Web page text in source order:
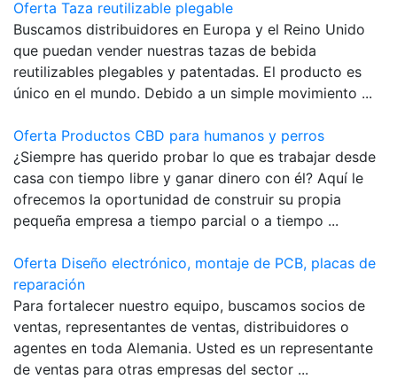
Oferta Taza reutilizable plegable
Buscamos distribuidores en Europa y el Reino Unido
que puedan vender nuestras tazas de bebida
reutilizables plegables y patentadas. El producto es
único en el mundo. Debido a un simple movimiento ...
Oferta Productos CBD para humanos y perros
¿Siempre has querido probar lo que es trabajar desde
casa con tiempo libre y ganar dinero con él? Aquí le
ofrecemos la oportunidad de construir su propia
pequeña empresa a tiempo parcial o a tiempo ...
Oferta Diseño electrónico, montaje de PCB, placas de
reparación
Para fortalecer nuestro equipo, buscamos socios de
ventas, representantes de ventas, distribuidores o
agentes en toda Alemania. Usted es un representante
de ventas para otras empresas del sector ...